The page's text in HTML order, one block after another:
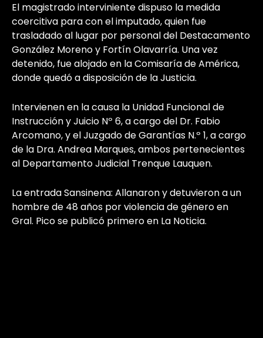
El magistrado interviniente dispuso la medida
coercitiva para con el imputado, quien fue
trasladado al lugar por personal del Destacamento
González Moreno y Fortín Olavarría. Una vez
detenido, fue alojado en la Comisaría de América,
donde quedó a disposición de la Justicia.
Intervienen en la causa la Unidad Funcional de
Instrucción y Juicio Nº 6, a cargo del Dr. Fabio
Arcomano, y el Juzgado de Garantías N.º 1, a cargo
de la Dra. Andrea Marques, ambos pertenecientes
al Departamento Judicial Trenque Lauquen.
La entradaSansinena: Allanaron y detuvieron a un
hombre de 48 años por violencia de género en
Gral. Picose publicó primero en La Noticia.